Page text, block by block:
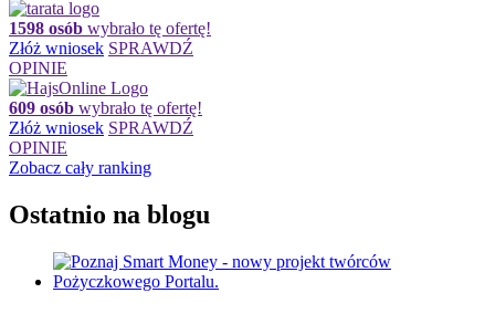
1598 osób wybrało tę ofertę!
Złóż wniosek SPRAWDŹ
OPINIE
609 osób wybrało tę ofertę!
Złóż wniosek SPRAWDŹ
OPINIE
Zobacz cały ranking
Ostatnio na blogu